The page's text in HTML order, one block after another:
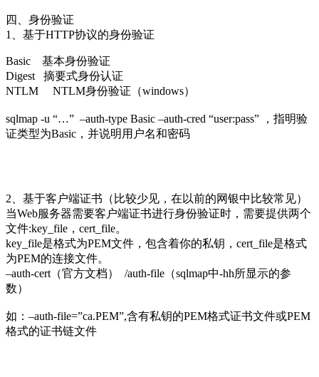
四、身份验证
1、基于HTTP协议的身份验证
Basic 基本身份验证
Digest 摘要式身份认证
NTLM NTLM身份验证（windows）
sqlmap -u “…” –auth-type Basic –auth-cred “user:pass” ，指明验
证类型为Basic，并说明用户名和密码
2、基于客户端证书（比较少见，在以前的网银中比较常见）
当Web服务器需要客户端证书进行身份验证时，需要提供两个
文件:key_file，cert_file。
key_file是格式为PEM文件，包含着你的私钥，cert_file是格式
为PEM的连接文件。
–auth-cert（官方文档） /auth-file（sqlmap中-hh所显示的参
数）
如：–auth-file=”ca.PEM”,含有私钥的PEM格式证书文件或PEM
格式的证书链文件